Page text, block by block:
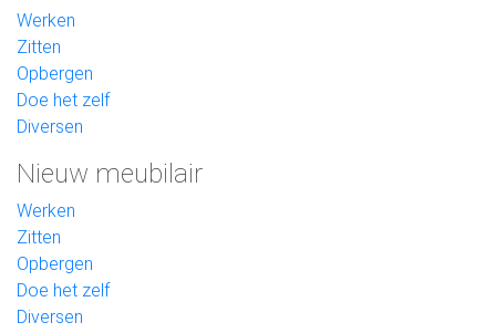
Werken
Zitten
Opbergen
Doe het zelf
Diversen
Nieuw meubilair
Werken
Zitten
Opbergen
Doe het zelf
Diversen